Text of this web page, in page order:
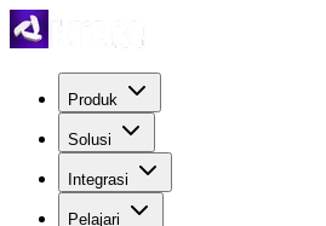
Produk
Solusi
Integrasi
Pelajari